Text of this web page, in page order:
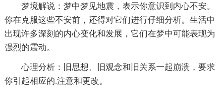
梦境解说：梦中梦见地震，表示你意识到内心不安。
你在克服这些不安前，还得对它们进行仔细分析。生活中
出现许多深刻的内心变化和发展，它们在梦中可能表现为
强烈的震动。
心理分析：旧思想、旧观念和旧关系一起崩溃，要求
你引起相应的.注意和更改。